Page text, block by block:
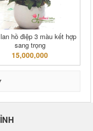
hồ điệp 3 màu kết hợp
sang trọng
15,000,000